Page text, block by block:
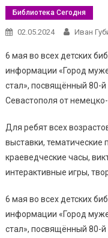
Библиотека Сегодня
02.05.2024 Иван
6 мая во всех детских
информации «Город
стал», посвящённый 80-
Севастополя от
Для ребят всех
выставки, тематические
краеведческие часы,
интерактивные игры,
6 мая во всех детских
информации «Город
стал», посвящённый 80-